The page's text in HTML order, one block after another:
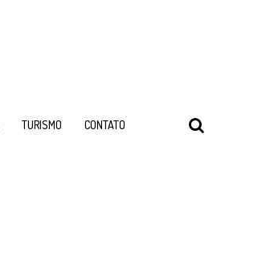
TURISMO CONTATO